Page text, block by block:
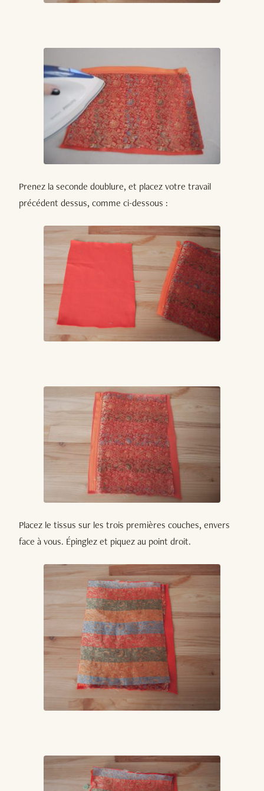
Prenez la seconde doublure, et placez votre travail
précédent dessus, comme ci-dessous :
Placez le tissus sur les trois premières couches, envers
face à vous. Épinglez et piquez au point droit.